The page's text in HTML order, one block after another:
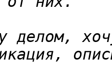
делом,